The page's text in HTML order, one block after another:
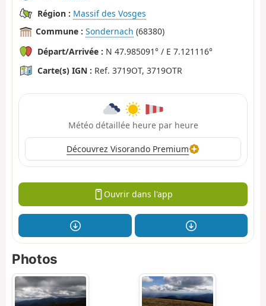
Région : Massif des Vosges
Commune : Sondernach (68380)
Départ/Arrivée : N 47.985091° / E 7.121116°
Carte(s) IGN : Ref. 3719OT, 3719OTR
Météo détaillée heure par heure
Découvrez Visorando Premium
Ouvrir dans l'app
Photos